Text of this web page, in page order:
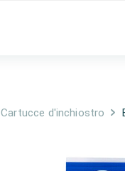
Inchiostri e
Cartucce d'inchiostro